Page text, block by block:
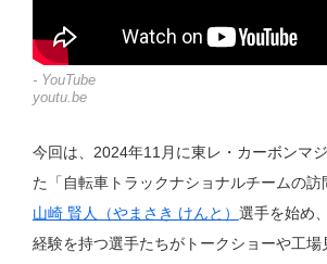
- YouTube
youtu.be
今回は、2024年11月に東レ・カーボンマ
た「自転車トラックナショナルチームの訪
山崎 賢人（やまさき けんと） 選手を始め
経験を持つ選手たちがトークショーや工場